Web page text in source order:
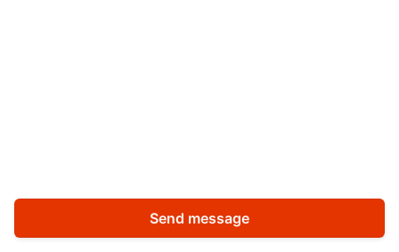
Send message